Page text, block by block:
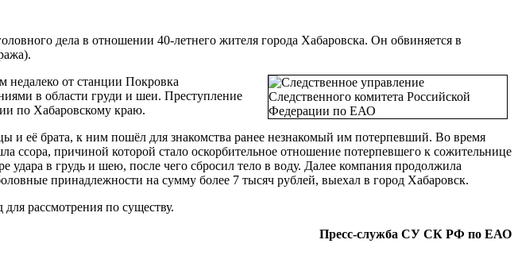
дела в отношении 40-летнего жителя города Хабаровска. Он обвиняется в
недалеко от станции Покровка
в области груди и шеи. Преступление
по Хабаровскому краю.
и её брата, к ним пошёл для знакомства ранее незнакомый им потерпевший. Во время
причиной которой стало оскорбительное отношение потерпевшего к сожительнице
в грудь и шею, после чего сбросил тело в воду. Далее компания продолжила
принадлежности на сумму более 7 тысяч рублей, выехал в город Хабаровск.
рассмотрения по существу.
Пресс-служба СУ СК РФ по ЕАО